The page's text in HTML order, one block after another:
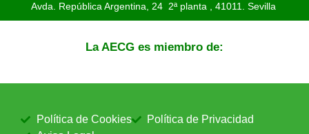
Avda. República Argentina, 24 2ª planta , 41011. Sevilla
La AECG es miembro de:
Política de Cookies
Política de Privacidad